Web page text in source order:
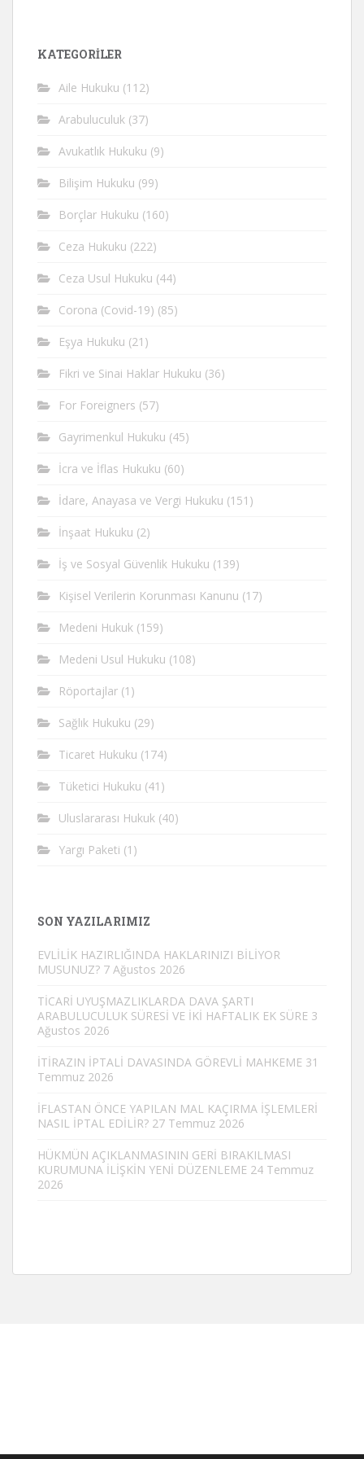
KATEGORİLER
Aile Hukuku (112)
Arabuluculuk (37)
Avukatlık Hukuku (9)
Bilişim Hukuku (99)
Borçlar Hukuku (160)
Ceza Hukuku (222)
Ceza Usul Hukuku (44)
Corona (Covid-19) (85)
Eşya Hukuku (21)
Fikri ve Sinai Haklar Hukuku (36)
For Foreigners (57)
Gayrimenkul Hukuku (45)
İcra ve İflas Hukuku (60)
İdare, Anayasa ve Vergi Hukuku (151)
İnşaat Hukuku (2)
İş ve Sosyal Güvenlik Hukuku (139)
Kişisel Verilerin Korunması Kanunu (17)
Medeni Hukuk (159)
Medeni Usul Hukuku (108)
Röportajlar (1)
Sağlık Hukuku (29)
Ticaret Hukuku (174)
Tüketici Hukuku (41)
Uluslararası Hukuk (40)
Yargı Paketi (1)
SON YAZILARIMIZ
EVLİLİK HAZIRLIĞINDA HAKLARINIZI BİLİYOR
MUSUNUZ? 7 Ağustos 2026
TİCARİ UYUŞMAZLIKLARDA DAVA ŞARTI
ARABULUCULUK SÜRESİ VE İKİ HAFTALIK EK SÜRE 3
Ağustos 2026
İTİRAZIN İPTALİ DAVASINDA GÖREVLİ MAHKEME 31
Temmuz 2026
İFLASTAN ÖNCE YAPILAN MAL KAÇIRMA İŞLEMLERİ
NASIL İPTAL EDİLİR? 27 Temmuz 2026
HÜKMÜN AÇIKLANMASININ GERİ BIRAKILMASI
KURUMUNA İLİŞKİN YENİ DÜZENLEME 24 Temmuz
2026